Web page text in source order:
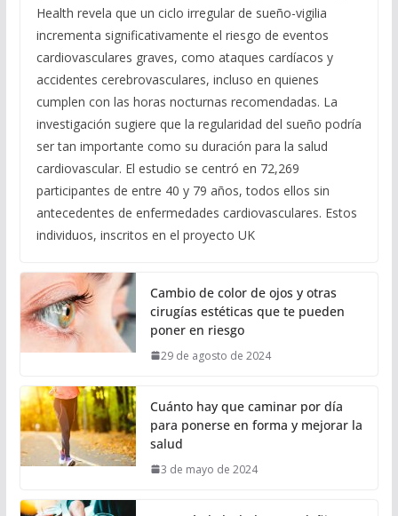
Health revela que un ciclo irregular de sueño-vigilia
incrementa significativamente el riesgo de eventos
cardiovasculares graves, como ataques cardíacos y
accidentes cerebrovasculares, incluso en quienes
cumplen con las horas nocturnas recomendadas. La
investigación sugiere que la regularidad del sueño podría
ser tan importante como su duración para la salud
cardiovascular. El estudio se centró en 72,269
participantes de entre 40 y 79 años, todos ellos sin
antecedentes de enfermedades cardiovasculares. Estos
individuos, inscritos en el proyecto UK
Cambio de color de ojos y otras
cirugías estéticas que te pueden
poner en riesgo
29 de agosto de 2024
Cuánto hay que caminar por día
para ponerse en forma y mejorar la
salud
3 de mayo de 2024